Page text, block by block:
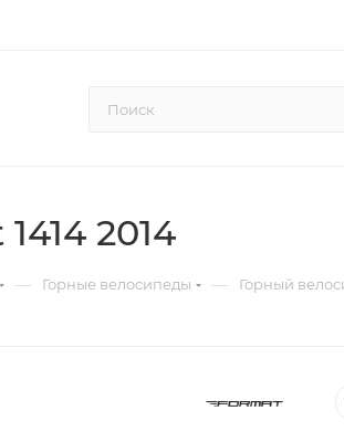
2014
— Горные велосипеды — Горный